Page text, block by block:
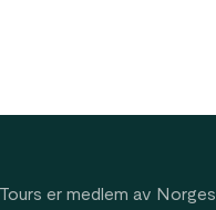
er medlem av Norges